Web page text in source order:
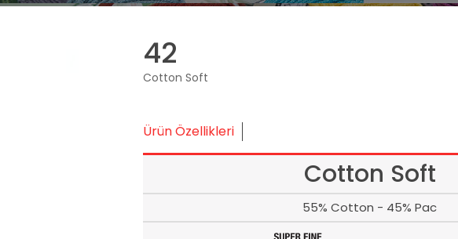
42
Cotton Soft
Ürün Özellikleri
Cotton Soft
55% Cotton - 45% Pac